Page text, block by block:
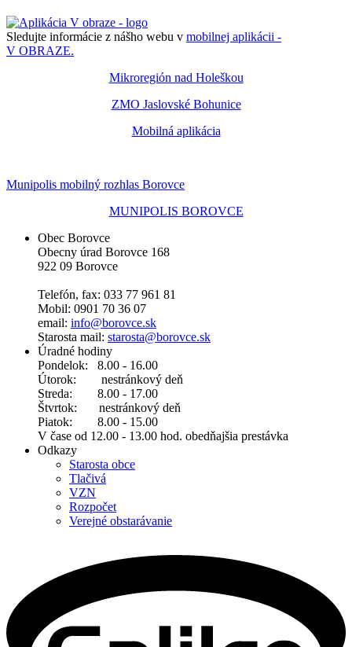
Sledujte informácie z nášho webu v mobilnej aplikácii -
V OBRAZE.
Mikroregión nad Holeškou
ZMO Jaslovské Bohunice
Mobilná aplikácia
Munipolis mobilný rozhlas Borovce
MUNIPOLIS BOROVCE
Obec Borovce
Obecny úrad Borovce 168
922 09 Borovce
Telefón, fax: 033 77 961 81
Mobil: 0901 70 36 07
email: info@borovce.sk
Starosta mail: starosta@borovce.sk
Úradné hodiny
Pondelok: 8.00 - 16.00
Útorok: nestránkový deň
Streda: 8.00 - 17.00
Štvrtok: nestránkový deň
Piatok: 8.00 - 15.00
V čase od 12.00 - 13.00 hod. obedňajšia prestávka
Odkazy
Starosta obce
Tlačivá
VZN
Rozpočet
Verejné obstarávanie